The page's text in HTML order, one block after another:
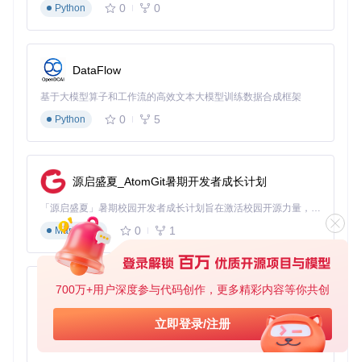
700万+用户深度参与代码创作，更多精彩内容等你共创
立即登录/注册
使用 Mod4 + Shift + M
通过Mod4 + M + [1-9]将工作区移动到指定显示器
效率提升
：多显示器协同效率提升89%，减少跨屏操作的鼠标
移动距离约70%。
命令式操作与自动化
适用场景：所有需要频繁调整窗口布局的用户，特别是需要保
持专注状态的编程、写作等创造性工作。
操作演示 ：
Mod4 + Enter：快速打开终端
Mod4 + Shift + Q ：关闭当前窗口
Mod4 + R：重新加载配置文件
Mod4 + D：启动应用启动器
效率提升：常用窗口操作时间缩短80%，键盘操作替代90%的
实践指南：从新手到专家的三级配置方案
Python
0 0
DataFlow
基于大模型算子和工作流的高效文本大模型训练数据合成框架
Python
0 5
源启盛夏_AtomGit暑期开发者成长计划
「源启盛夏」暑期校园开发者成长计划旨在激活校园开源力量，通过积分激励、认证扶持、资源倾斜等形式，引导高校组织和开发者完成「入驻 — 建项目 — 做贡献 — 获认证 — 得资源」的完整闭环。无论你是想带领社团入驻平台的组织者，还是希望用代码贡献证明自己的开发者，都能在这里找到属于你的成长路径。
Markdown
0 1
py-xiaozhi
基于Python的Xiaozhi AI，适用于想要完整Xiaozhi体验而无需拥有专用硬件的用户。
Python
0 1